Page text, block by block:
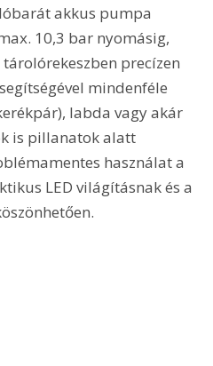
akkus pumpa
10,3 bar nyomásig,
precízen
mindenféle
labda vagy akár
is pillanatok alatt
használat a
LED világításnak és a